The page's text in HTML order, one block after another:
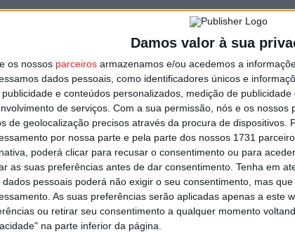
Damos valor à sua
os nossos parceiros armazenamos e/ou acedemos a
dados pessoais, como identificadores únicos e
publicidade e conteúdos personalizados, medição de
de serviços. Com a sua permissão, nós e os nossos
de geolocalização precisos através da procura de dispositivos.
por nossa parte e pela parte dos nossos 1731
poderá clicar para recusar o consentimento ou para
as suas preferências antes de dar consentimento. Tenha em
dados pessoais poderá não exigir o seu consentimento, mas
As suas preferências serão aplicadas apenas a este
ou retirar seu consentimento a qualquer momento
na parte inferior da página.
nova sede no Centro Histórico após
de 150 mil euros